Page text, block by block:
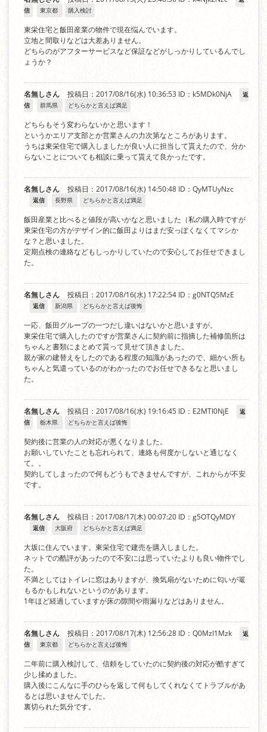
信
東京都 購入検討
東栄住宅と飯田産業の物件で現在悩んでいます。
立地と間取りなどは大差ありません。
どちらのがアフターサービスなど保証などがしっかりしているんでし
ょうか？
名無しさん 投稿日：2017/08/16(水) 10:36:53 ID：k5MDk0NjA
返
信
群馬県 どちらかと言えば満足
どちらもそう変わらないかと思います！
というかエリア支部とか営業さんの力次第なところがあります。
うちは東栄住宅で購入しましたが良い人に担当して貰えたので、分か
らないことについても相談に乗って貰えて良かったです。
名無しさん 投稿日：2017/08/16(水) 14:50:48 ID：QyMTUyNzc
返信 長野県 どちらかと言えば満足
飯田産業と比べると値段が高いかなと思いました（私の購入時ですが
東栄住宅の方がデザイン的に飯田よりはまだ安っぽくなくてマシか
な？と思いました。
定期点検の連絡などもしっかりしていたので安心してお任せできまし
た。
名無しさん 投稿日：2017/08/16(水) 17:22:54 ID：g0NTQ5MzE
返信 新潟県 どちらかと言えば後悔
一応、飯田グループの一つだし違いはないかと思いますが。
東栄住宅で購入したのですが営業さんに契約前に指摘した補修箇所は
ちゃんと書類にまとめて貰って見せて頂きました。
親が家の建替えをしたのである程度の知識があったので、細かい所も
ちゃんと気遣っているのがわかったのでお任せできるなと思いまし
た。
名無しさん 投稿日：2017/08/16(水) 19:16:45 ID：E2MTI0NjE
返
信
栃木県 どちらかと言えば後悔
契約後に営業の人の対応が悪くなりました。
お願いしていたことも忘れられて、連絡も何度かしないと通じなく
て。。
契約してしまったので何もどうもできませんですが、これからが不安
です。
名無しさん 投稿日：2017/08/17(木) 00:07:20 ID：g5OTQyMDY
返信 大阪府 どちらかと言えば満足
大坂に住んでいます。東栄住宅で建売を購入しました。
ネットでの酷評があったので不安には思っていたよりも良い物件でし
た。
不満としてはトイレに窓はありますが、換気扇がないために匂いが篭
もるかもしれないというのがあります。
1年ほど経過していますが床の隙間や雨漏りなどはありません。
名無しさん 投稿日：2017/08/17(木) 12:56:28 ID：Q0MzI1Mzk
返
信
東京都 どちらかと言えば後悔
二年前に購入検討して、信頼をしていたのに契約後の対応が酷すぎて
少し揉めました。
購入後にこんなに手のひらを返して何もしてくれなくてトラブルがあ
るとは思いませんでした。
裏切られた気分です。